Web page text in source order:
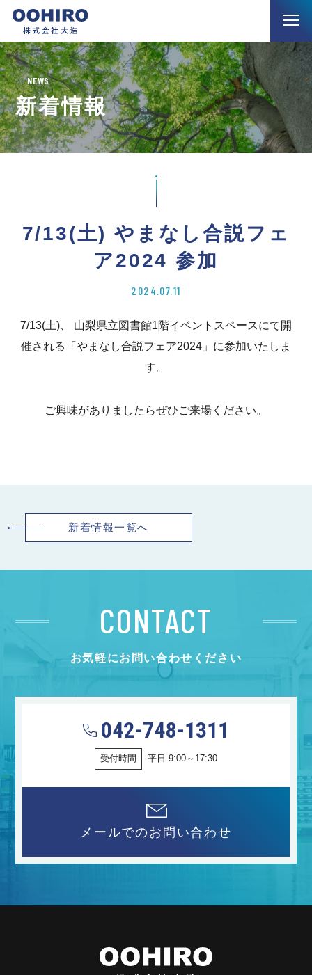
NEWS
新着情報
7/13(土) やまなし合説フェ
ア2024 参加
2024.07.11
7/13(土)、 山梨県立図書館1階イベントスペースにて開
催される「やまなし合説フェア2024」に参加いたしま
す。
ご興味がありましたらぜひご来場ください。
新着情報一覧へ
CONTACT
お気軽にお問い合わせください
042-748-1311
受付時間 平日 9:00～17:30
メールでのお問い合わせ